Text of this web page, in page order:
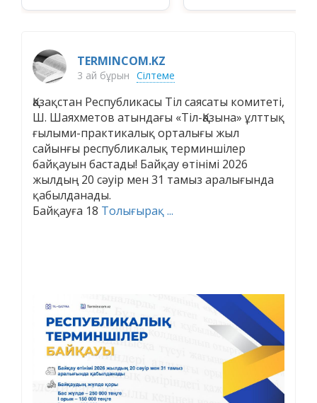
TERMINCOM.KZ
3 ай бұрын Сілтеме
Қазақстан Республикасы Тіл саясаты комитеті,
Ш. Шаяхметов атындағы «Тіл-Қазына» ұлттық
ғылыми-практикалық орталығы жыл
сайынғы республикалық терминшілер
байқауын бастады! Байқау өтінімі 2026
жылдың 20 сәуір мен 31 тамыз аралығында
қабылданады.
Байқауға 18 Толығырақ ...